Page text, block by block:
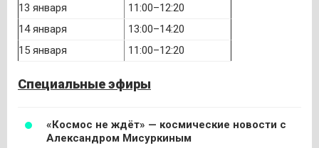
13 января
11:00–12:20
14 января
13:00–14:20
15 января
11:00–12:20
Специальные эфиры
«Космос не ждёт» — космические новости с
Александром Мисуркиным